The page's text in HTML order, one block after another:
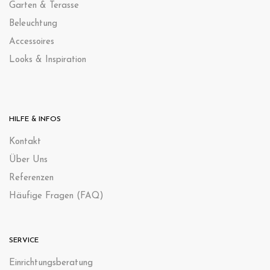
Garten & Terasse
Beleuchtung
Accessoires
Looks & Inspiration
HILFE & INFOS
Kontakt
Über Uns
Referenzen
Häufige Fragen (FAQ)
SERVICE
Einrichtungsberatung